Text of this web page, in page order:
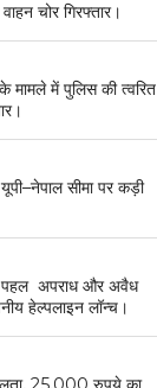
चोर गिरफ्तार।
मामले में पुलिस की त्वरित
सीमा पर कड़ी
पहल अपराध और अवैध
हेल्पलाइन लॉन्च।